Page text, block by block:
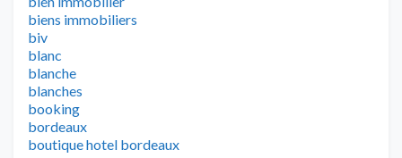
biens immobiliers
biv
blanc
blanche
blanches
booking
bordeaux
boutique hotel bordeaux